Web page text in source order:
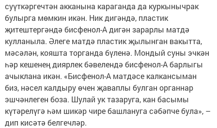
суүткәргечтән акканына караганда да куркынычрак
булырга мөмкин икән. Ник дигәндә, пластик
җитештергәндә бисфенол-А дигән зарарлы матдә
кулланыла. Әлеге матдә пластик җылынган вакытта,
мәсәлән, кояшта торганда бүленә. Мондый суны эчкән
һәр кешенең диярлек бәвелендә бисфенол-А барлыгы
ачыклана икән. «Бисфенол-А матдәсе калкансыман
биз, нәсел калдыру өчен җаваплы булган органнар
эшчәнлеген боза. Шулай ук тазаруга, кан басымы
күтәрелүгә һәм шикәр чире башлануга сәбәпче була», –
дип кисәтә белгечләр.